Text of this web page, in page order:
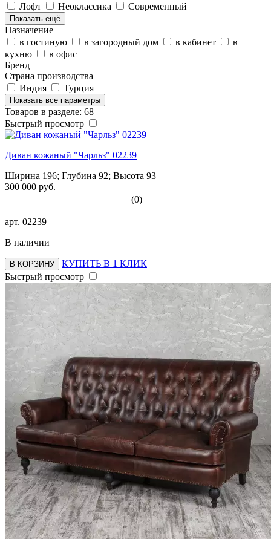
Лофт
Неоклассика Современный
Показать ещё
Назначение
в гостиную
в загородный дом в кабинет
в
кухню
в офис
Бренд
Страна производства
Индия
Турция
Показать все параметры
Товаров в разделе: 68
Быстрый просмотр
Диван кожаный "Чарльз" 02239
Ширина 196; Глубина 92; Высота 93
300 000 руб.
(0)
арт. 02239
В наличии
В КОРЗИНУ
КУПИТЬ В 1 КЛИК
Быстрый просмотр